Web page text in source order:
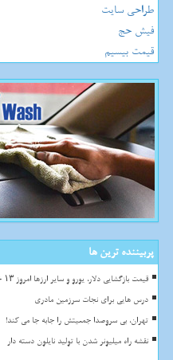
طراحی سایت
فیش حج
قیمت بیسیم
پربیننده ترین ها
قیمت بازگشایی دلار، یورو و سایر ارزها امروز ۱۳ خرداد ۱۴۰۵ به همراه جدول
درس هایی برای نجات سرزمین مادری
تهران، بی سروصدا جمعیتش را جابه جا می کند!
نقشه راه میلیونر شدن با تولید نایلون دسته دار